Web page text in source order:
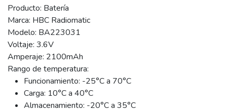
Producto: Batería
Marca: HBC Radiomatic
Modelo: BA223031
Voltaje: 3.6V
Amperaje: 2100mAh
Rango de temperatura:
Funcionamiento: -25°C a 70°C
Carga: 10°C a 40°C
Almacenamiento: -20°C a 35°C